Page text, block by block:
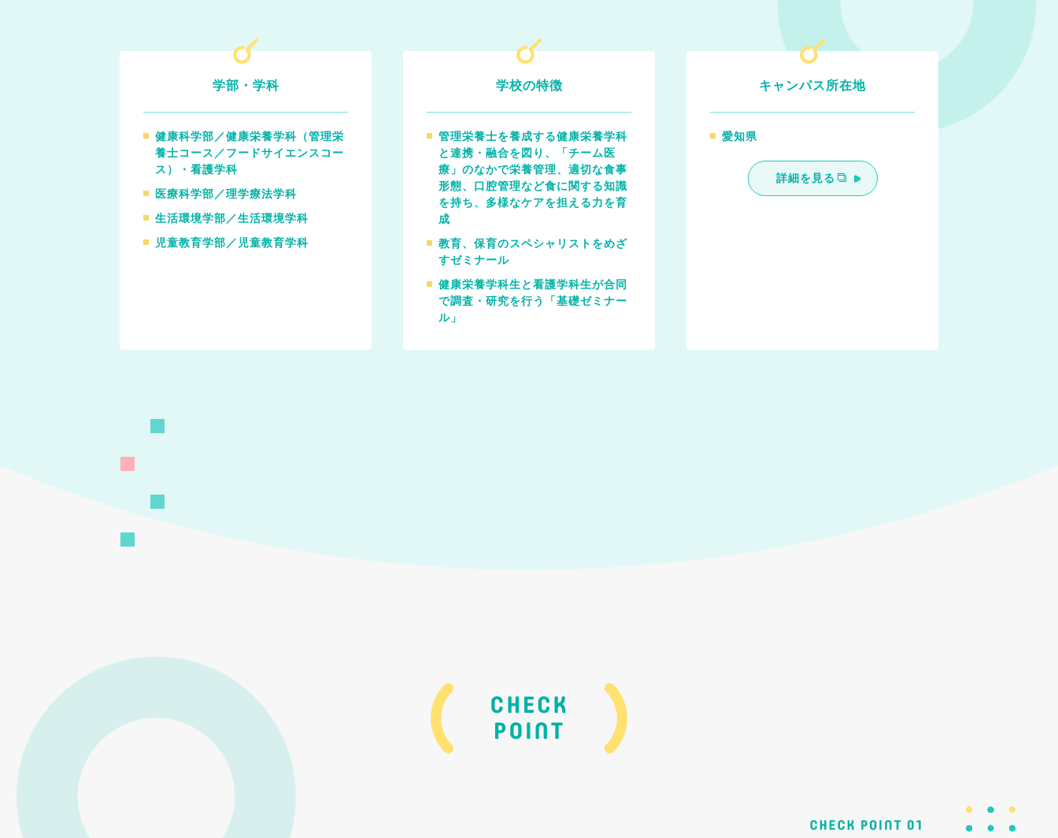
学部・学科
健康科学部／健康栄養学科（管理栄
養士コース／フードサイエンスコー
ス）・看護学科
医療科学部／理学療法学科
生活環境学部／生活環境学科
児童教育学部／児童教育学科
学校の特徴
管理栄養士を養成する健康栄養学科
と連携・融合を図り、「チーム医
療」のなかで栄養管理、適切な食事
形態、口腔管理など食に関する知識
を持ち、多様なケアを担える力を育
成
教育、保育のスペシャリストをめざ
すゼミナール
健康栄養学科生と看護学科生が合同
で調査・研究を行う「基礎ゼミナー
ル」
キャンパス所在地
愛知県
詳細を見る